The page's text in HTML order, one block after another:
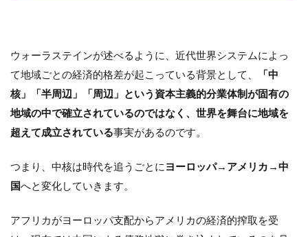
ウォーラステインが述べるように、近代世界システムによっ
て地域ごとの経済的格差が起こっている背景として、
「中
核」「半周辺」「周辺」という資本主義的分業体制が固有の
地域の中で確立されているのではなく、世界を舞台に地域を
超えて成立されている事実があるのです。
つまり、中核は時代を追うごとに ヨーロッパ→アメリカ→中
国へと変化していきます。
アフリカがヨーロッパ支配からアメリカの経済的搾取を受